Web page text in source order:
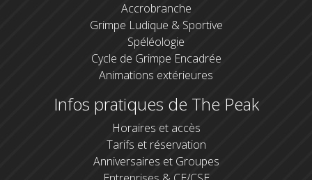
Accrobranche
Grimpe Ludique & Sportive
Spéléologie
Cycle de Grimpe Encadrée
Animations extérieures
Infos pratiques de The Peak
Horaires et accès
Tarifs et réservation
Anniversaires et Groupes